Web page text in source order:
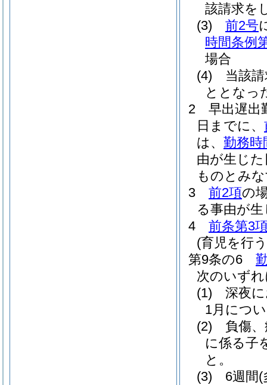
該請求を
(3)
前2号
時間条例
場合
(4)
当該
ととなっ
2
早出遅出
日までに、
は、 勤務時
由が生じ
ものとみ
3
前2項の
る事由が
4
前条第3
(育児を行
第9条の6
次のいず
(1)
深夜
1月につ
(2)
負傷
に係る子
と。
(3)
6週間(